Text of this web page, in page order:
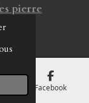
pierre
Facebook